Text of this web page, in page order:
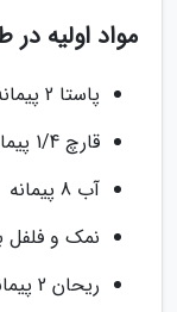
مواد اولیه در
پاستا 2 پیمانه
قارچ 1/4 پیمانه
آب 8 پیمانه
نمک و فلفل
ریحان 2 پیمانه